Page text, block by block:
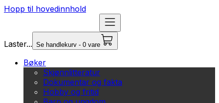
Hopp til hovedinnhold
Laster... Se handlekurv - 0 vare
Bøker
Skjønnlitteratur
Dokumentar og fakta
Hobby og fritid